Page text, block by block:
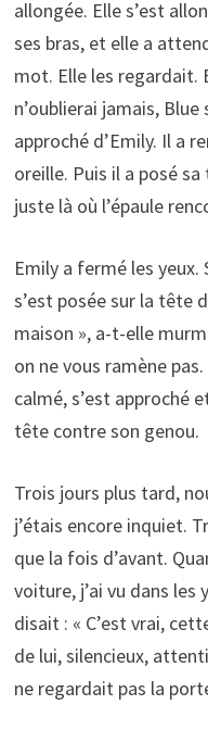
allongée. Elle s’est
ses bras, et elle a
mot. Elle les regardait.
n’oublierai jamais,
approché d’Emily. Il a
oreille. Puis il a posé
juste là où l’épaule
Emily a fermé les
s’est posée sur la tête
maison », a-t-elle
on ne vous ramène
calmé, s’est approché
tête contre son genou.
Trois jours plus tard,
j’étais encore inquiet.
que la fois d’avant.
voiture, j’ai vu dans les
disait : « C’est vrai,
de lui, silencieux,
ne regardait pas la